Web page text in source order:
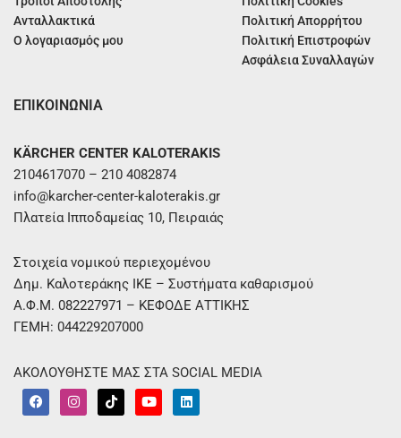
Ανταλλακτικά
Ο λογαριασμός μου
Πολιτική Απορρήτου
Πολιτική Επιστροφών
Ασφάλεια Συναλλαγών
ΕΠΙΚΟΙΝΩΝΙΑ
KÄRCHER CENTER KALOTERAKIS
2104617070 – 210 4082874
info@karcher-center-kaloterakis.gr
Πλατεία Ιπποδαμείας 10, Πειραιάς
Στοιχεία νομικού περιεχομένου
Δημ. Καλοτεράκης ΙΚΕ – Συστήματα καθαρισμού
Α.Φ.Μ. 082227971 – ΚΕΦΟΔΕ ΑΤΤΙΚΗΣ
ΓΕΜΗ: 044229207000
ΑΚΟΛΟΥΘΗΣΤΕ ΜΑΣ ΣΤΑ SOCIAL MEDIA
F
a
c
I
n
s
T
i
k
Y
o
u
L
i
n